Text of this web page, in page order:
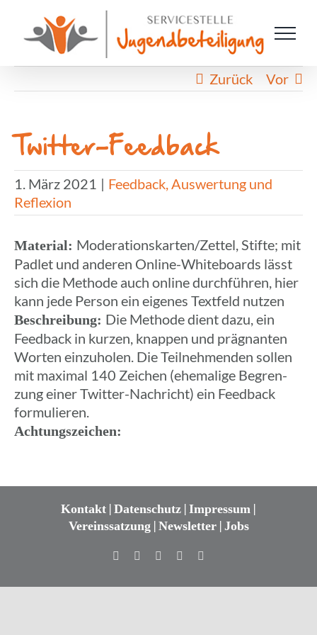
Inhalt
springen
Zurück
Vor
Twitter-Feed­back
1. März 2021 | Feedback, Auswertung und
Reflexion
Mate­rial: Moderationskarten/Zettel, Stifte; mit
Padlet und anderen Online-White­boards lässt
sich die Methode auch online durch­füh­ren, hier
kann jede Person ein eigenes Text­feld nutzen
Beschrei­bung: Die Methode dient dazu, ein
Feed­back in kurzen, knappen und prägnan­ten
Worten einzu­ho­len. Die Teil­neh­men­den sollen
mit maximal 140 Zeichen (ehema­lige Begren­
zung einer Twitter-Nach­richt) ein Feed­back
formulieren.
Achtungs­zei­chen:
Kontakt | Datenschutz | Impressum |
Vereinssatzung| Newsletter| Jobs
Facebook
TwitterInstagramYouTube